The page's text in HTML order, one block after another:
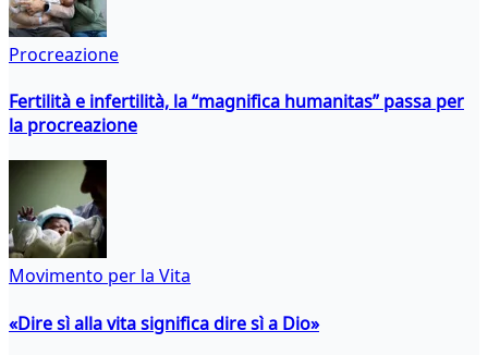
Procreazione
Fertilità e infertilità, la “magnifica humanitas” passa per
la procreazione
Movimento per la Vita
«Dire sì alla vita significa dire sì a Dio»